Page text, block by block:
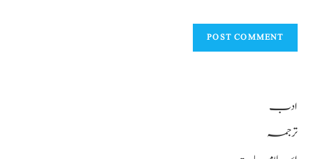
ادب
ترجمہ